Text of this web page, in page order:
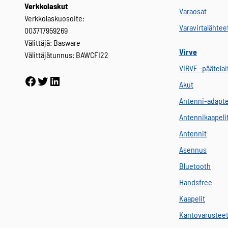
Verkkolaskut
Verkkolaskuosoite:
003717959269
Välittäjä: Basware
Välittäjätunnus: BAWCFI22
Varaosat
Virve
VIRVE -
Akut
Antenni-
Antennit
Asennus
Bluetooth
Handsfree
Kaapelit
Kantovarusteet